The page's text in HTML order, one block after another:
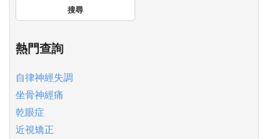
搜尋
熱門查詢
自律神經失調
坐骨神經痛
乾眼症
近視矯正